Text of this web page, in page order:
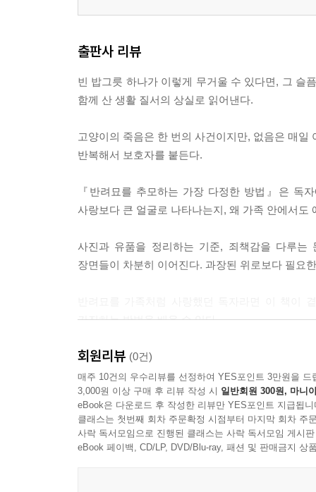
출판사 리뷰
빈 밥그릇 하나가 이렇게 무거울 수 있다면, 그 슬
함께 산 생활 질서의 상실로 읽어낸다.
고양이의 죽음은 한 번의 사건이지만, 없음은 매
반복해서 보호자를 붙든다.
『반려묘를 추모하는 가장 다정한 방법』은 독
사랑보다 큰 얼굴로 나타나는지, 왜 가족 안에서도
사진과 유품을 정리하는 기준, 죄책감을 다루
장면들이 차분히 이어진다. 과장된 위로보다 필요
간직하는 방법을 배울 수 있다.
회원리뷰 (0건)
매주 10건의 우수리뷰를 선정하여 YES포인트 3만원을 드
3,000원 이상 구매 후 리뷰 작성 시 일반회원 300원, 마니
eBook은 다운로드 후 작성한 리뷰만 YES포인트 지급됩니
클래스는 첫번째 회차 주문확정 시점부터 마지막 회차 주
사락 독서모임으로 진행된 클래스는 사락 독서모임 게시
eBook 페이백, CD/LP, DVD/Blu-ray, 패션 및 판매금지 상